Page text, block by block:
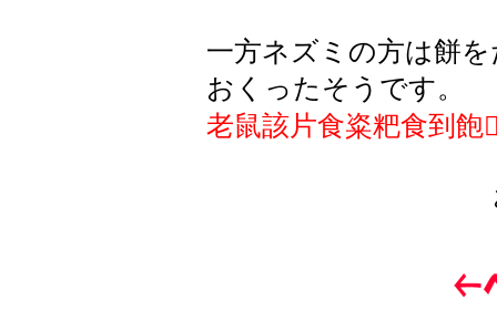
一方ネズミの方は餅
おくったそうです。
老鼠該片食粢粑食到飽